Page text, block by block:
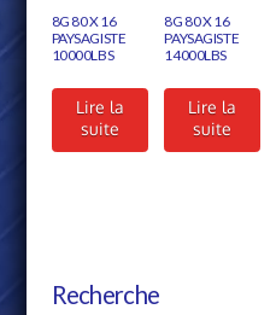
8G 80 X 16
PAYSAGISTE
10000LBS
Lire la
suite
8G 80 X 16
PAYSAGISTE
14000LBS
Lire la
suite
Recherche